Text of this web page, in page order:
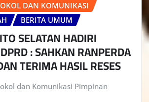
DAN KOMUNIKASI
BERITA UMUM
SELATAN HADIRI
: SAHKAN RANPERDA
TERIMA HASIL RESES
dan Komunikasi Pimpinan